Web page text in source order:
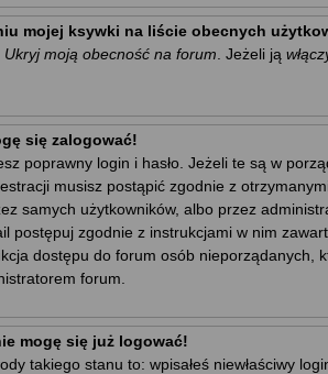
mojej ksywki na liście obecnych
Ukryj moją obecność na forum . Jeżeli ją
się zalogować!
poprawny login i hasło. Jeżeli te są w
musisz postąpić zgodnie z
samych użytkowników, albo przez
postępuj zgodnie z instrukcjami w nim
dostępu do forum osób nieporządanych,
forum.
mogę się już logować!
takiego stanu to: wpisałeś niewłaściwy